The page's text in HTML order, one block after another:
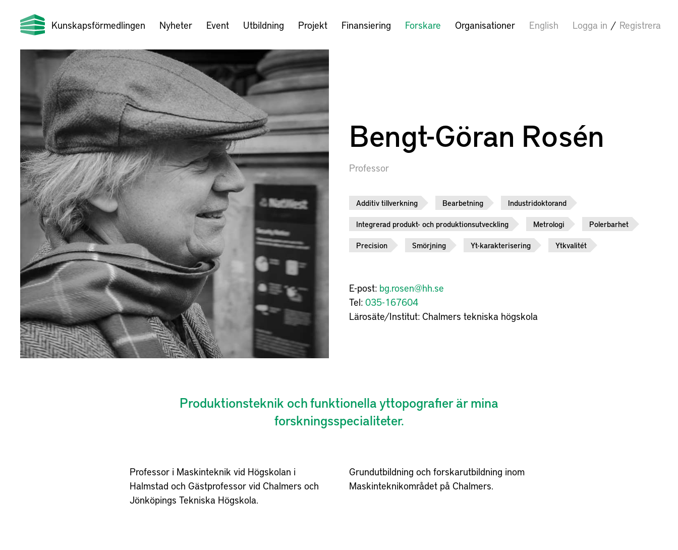
Kunskapsförmedlingen Nyheter Event Utbildning Projekt Finansiering Forskare Organisationer English Logga in / Registrera
Bengt-Göran Rosén
Professor
Additiv tillverkning Bearbetning Industridoktorand
Integrerad produkt- och produktionsutveckling Metrologi Polerbarhet
Precision Smörjning Yt-karakterisering Ytkvalitét
E-post: bg.rosen@hh.se
Tel:035-167604
Lärosäte/Institut: Chalmers tekniska högskola
Produktionsteknik och funktionella yttopografier är mina
forskningsspecialiteter.
Professor i Maskinteknik vid Högskolan i
Halmstad och Gästprofessor vid Chalmers och
Jönköpings Tekniska Högskola.
Grundutbildning och forskarutbildning inom
Maskinteknikområdet på Chalmers.